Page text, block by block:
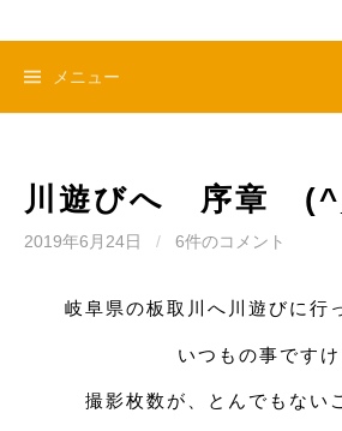
メニュー
川遊びへ 序章
2019年6月24日 / 6件のコメント
岐阜県の板取川へ川遊びに行
いつもの事です
撮影枚数が、とんでもない